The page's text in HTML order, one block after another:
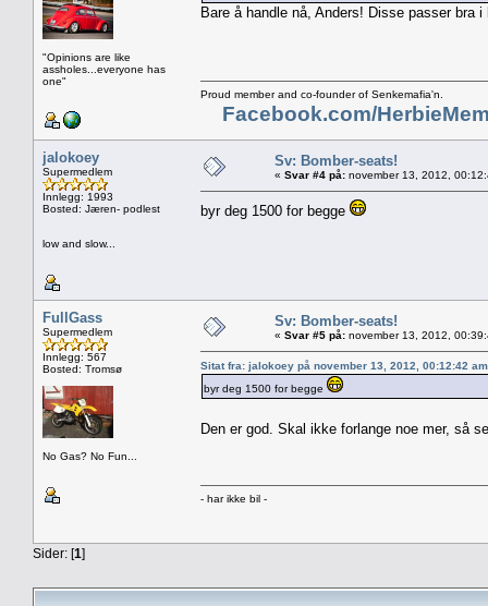
"Opinions are like
assholes...everyone has
one"
Bare å handle nå, Anders! Disse passer bra i
Proud member and co-founder of Senkemafia'n.
Facebook.com/
jalokoey
Supermedlem
Innlegg: 1993
Bosted: Jæren- podlest
low and slow...
Sv: Bomber-seats!
« Svar #4 på: november 13, 2012,
byr deg 1500 for begge
FullGass
Supermedlem
Innlegg: 567
Bosted: Tromsø
No Gas? No Fun...
Sv: Bomber-seats!
« Svar #5 på: november 13, 2012,
Sitat fra: jalokoey på november 13, 2012, 00:12:42 am
byr deg 1500 for begge
Den er god. Skal ikke forlange noe mer, så
- har ikke bil -
Sider: [1]